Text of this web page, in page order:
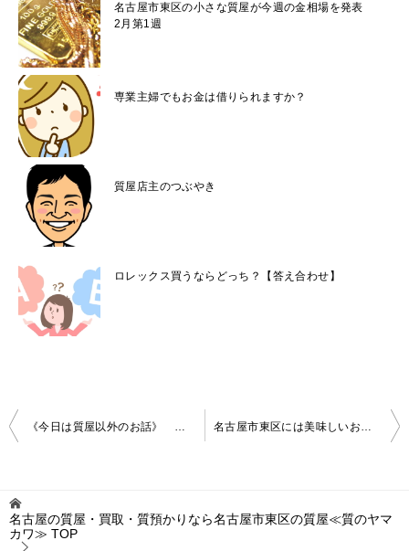
名古屋市東区の小さな質屋が今週の金相場を発表
2月第1週
専業主婦でもお金は借りられますか？
質屋店主のつぶやき
ロレックス買うならどっち？【答え合わせ】
投
ビ
ゲ
《今日は質屋以外のお話》 楽天モバイルは使えるか？ 名古屋市東区には美味しいお店がいっぱいです
名古屋の質屋・買取・質預かりなら名古屋市東区の質屋≪質のヤマ
カワ≫ TOP